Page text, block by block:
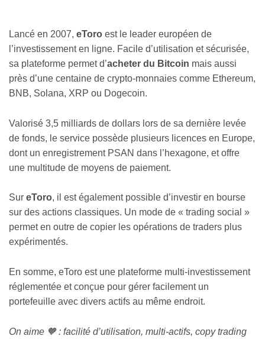
Lancé en 2007, eToro est le leader européen de
l’investissement en ligne. Facile d’utilisation et sécurisée,
sa plateforme permet d’acheter du Bitcoin mais aussi
près d’une centaine de crypto-monnaies comme Ethereum,
BNB, Solana, XRP ou Dogecoin.
Valorisé 3,5 milliards de dollars lors de sa dernière levée
de fonds, le service possède plusieurs licences en Europe,
dont un enregistrement PSAN dans l’hexagone, et offre
une multitude de moyens de paiement.
Sur eToro, il est également possible d’investir en bourse
sur des actions classiques. Un mode de « trading social »
permet en outre de copier les opérations de traders plus
expérimentés.
En somme, eToro est une plateforme multi-investissement
réglementée et conçue pour gérer facilement un
portefeuille avec divers actifs au même endroit.
On aime 🧡 : facilité d’utilisation, multi-actifs, copy trading